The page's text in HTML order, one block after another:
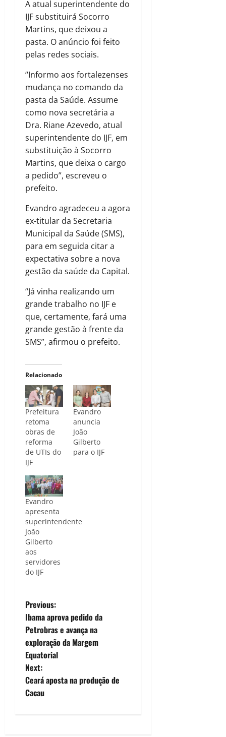
A atual superintendente do
IJF substituirá Socorro
Martins, que deixou a
pasta. O anúncio foi feito
pelas redes sociais.
“Informo aos fortalezenses
mudança no comando da
pasta da Saúde. Assume
como nova secretária a
Dra. Riane Azevedo, atual
superintendente do IJF, em
substituição à Socorro
Martins, que deixa o cargo
a pedido”, escreveu o
prefeito.
Evandro agradeceu a agora
ex-titular da Secretaria
Municipal da Saúde (SMS),
para em seguida citar a
expectativa sobre a nova
gestão da saúde da Capital.
“Já vinha realizando um
grande trabalho no IJF e
que, certamente, fará uma
grande gestão à frente da
SMS”, afirmou o prefeito.
Relacionado
Prefeitura
retoma
obras de
reforma
de UTIs do
IJF
Evandro
anuncia
João
Gilberto
para o IJF
Evandro
apresenta
superintendente
João
Gilberto
aos
servidores
do IJF
P
o
s
t
n
Previous:
Ibama aprova pedido da
Petrobras e avança na
exploração da Margem
Equatorial
Next:
Ceará aposta na produção de
Cacau